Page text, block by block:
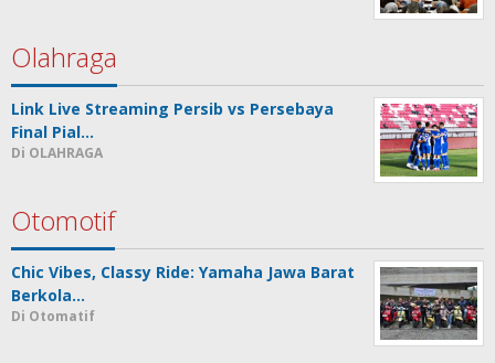
Olahraga
Link Live Streaming Persib vs Persebaya
Final Pial…
Di OLAHRAGA
Otomotif
Chic Vibes, Classy Ride: Yamaha Jawa Barat
Berkola…
Di Otomatif